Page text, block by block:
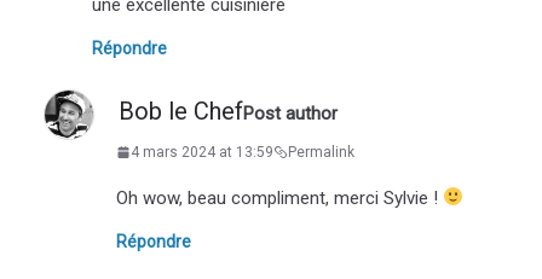
une excellente cuisinière
Répondre
Bob le ChefPost author
4 mars 2024 at 13:59 Permalink
Oh wow, beau compliment, merci Sylvie !
Répondre